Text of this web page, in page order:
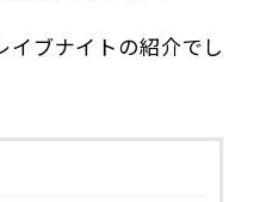
イブナイトの紹介でし